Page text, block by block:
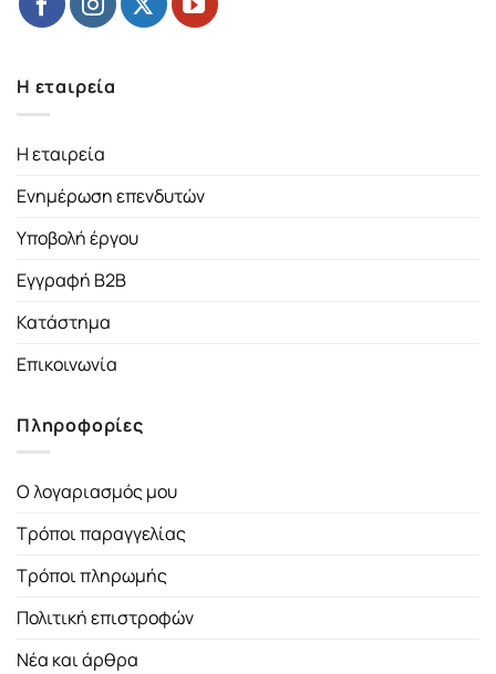
Η εταιρεία
Η εταιρεία
Ενημέρωση επενδυτών
Υποβολή έργου
Εγγραφή B2B
Κατάστημα
Επικοινωνία
Πληροφορίες
Ο λογαριασμός μου
Τρόποι παραγγελίας
Τρόποι πληρωμής
Πολιτική επιστροφών
Νέα και άρθρα